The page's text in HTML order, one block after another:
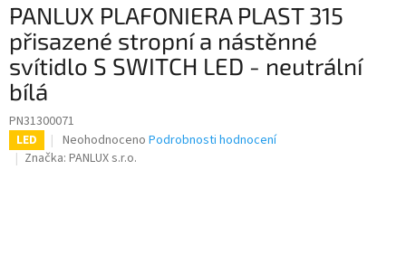
PANLUX PLAFONIERA PLAST 315
přisazené stropní a nástěnné
svítidlo S SWITCH LED - neutrální
bílá
PN31300071
LED
Průměrné
hodnocení
Neohodnoceno Podrobnosti hodnocení
Značka: PANLUX s.r.o.